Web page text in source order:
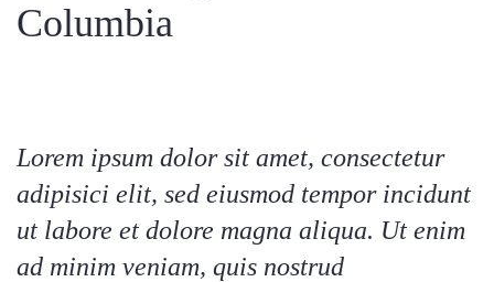
Columbia
Lorem ipsum dolor sit amet, consectetur
adipisici elit, sed eiusmod tempor incidunt
ut labore et dolore magna aliqua. Ut enim
ad minim veniam, quis nostrud